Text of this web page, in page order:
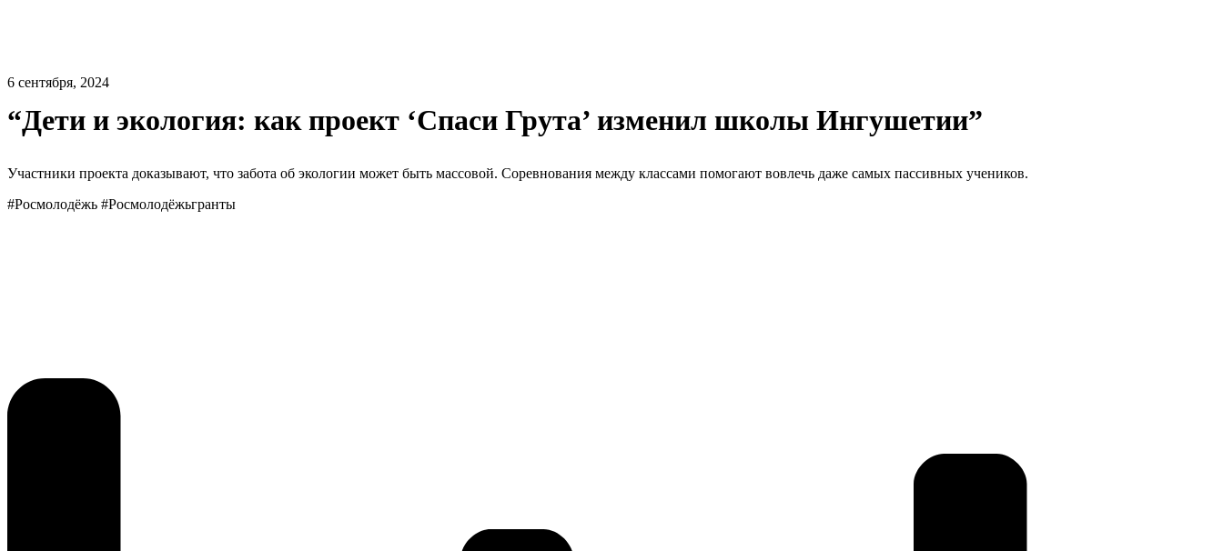
6 сентября, 2024
“Дети и экология: как проект ‘Спаси Грута’ изменил школы Ингушетии”
Участники проекта доказывают, что забота об экологии может быть массовой. Соревнования между классами помогают вовлечь даже самых пассивных учеников.
#Росмолодёжь #Росмолодёжьгранты